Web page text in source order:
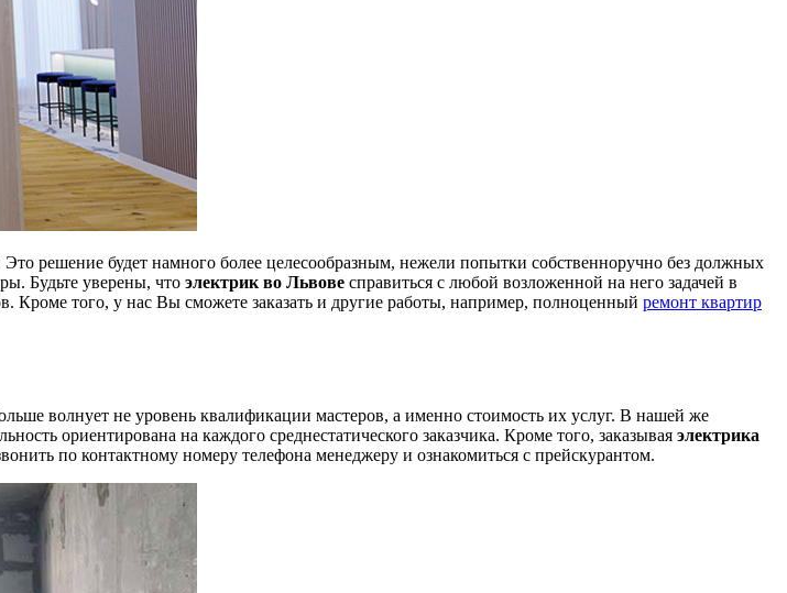
решение будет намного более целесообразным, нежели попытки собственноручно без должных
Будьте уверены, что электрик во Львове справиться с любой возложенной на него задачей в
Кроме того, у нас Вы сможете заказать и другие работы, например, полноценный ремонт квартир
волнует не уровень квалификации мастеров, а именно стоимость их услуг. В нашей же
ориентирована на каждого среднестатического заказчика. Кроме того, заказывая электрика
по контактному номеру телефона менеджеру и ознакомиться с прейскурантом.